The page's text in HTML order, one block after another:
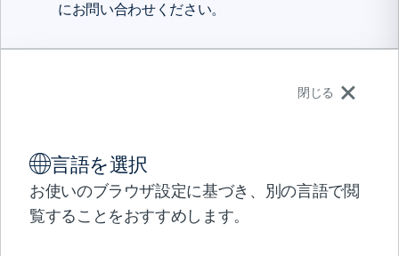
パートナー
にお問い合わせください。
閉じる
言語を選択
お使いのブラウザ設定に基づき、別の言語で閲
覧することをおすすめします。
製品 ワークロードオートメーションソフトウェア